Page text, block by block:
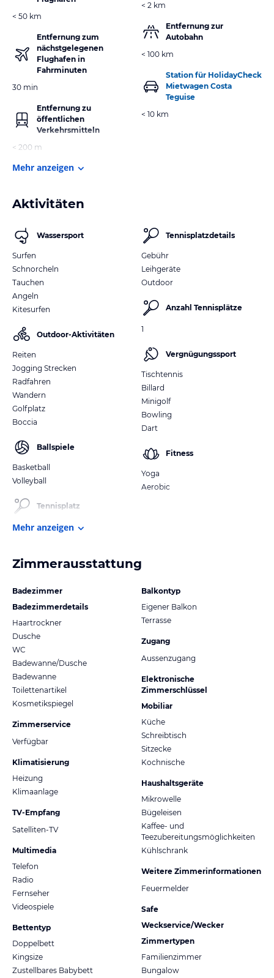
< 50 km
Entfernung zum
nächstgelegenen
Flughafen in
Fahrminuten
30 min
Entfernung zu
öffentlichen
Verkehrsmitteln
< 200 m
< 2 km
Entfernung zur
Autobahn
< 100 km
Station für HolidayCheck
Mietwagen Costa
Teguise
< 10 km
Mehr anzeigen
Aktivitäten
Wassersport
Surfen
Schnorcheln
Tauchen
Angeln
Kitesurfen
Outdoor-Aktivitäten
Reiten
Jogging Strecken
Radfahren
Wandern
Golfplatz
Boccia
Ballspiele
Basketball
Volleyball
Tennisplatz
Tennisplatzdetails
Gebühr
Leihgeräte
Outdoor
Anzahl Tennisplätze
1
Vergnügungssport
Tischtennis
Billard
Minigolf
Bowling
Dart
Fitness
Yoga
Aerobic
Mehr anzeigen
Zimmerausstattung
Badezimmer
Badezimmerdetails
Haartrockner
Dusche
WC
Badewanne/Dusche
Badewanne
Toilettenartikel
Kosmetikspiegel
Zimmerservice
Verfügbar
Klimatisierung
Heizung
Klimaanlage
TV-Empfang
Satelliten-TV
Multimedia
Telefon
Radio
Fernseher
Videospiele
Bettentyp
Doppelbett
Kingsize
Zustellbares Babybett
Balkontyp
Eigener Balkon
Terrasse
Zugang
Aussenzugang
Elektronische
Zimmerschlüssel
Mobiliar
Küche
Schreibtisch
Sitzecke
Kochnische
Haushaltsgeräte
Mikrowelle
Bügeleisen
Kaffee- und
Teezubereitungsmöglichkeiten
Kühlschrank
Weitere Zimmerinformationen
Feuermelder
Safe
Weckservice/Wecker
Zimmertypen
Familienzimmer
Bungalow